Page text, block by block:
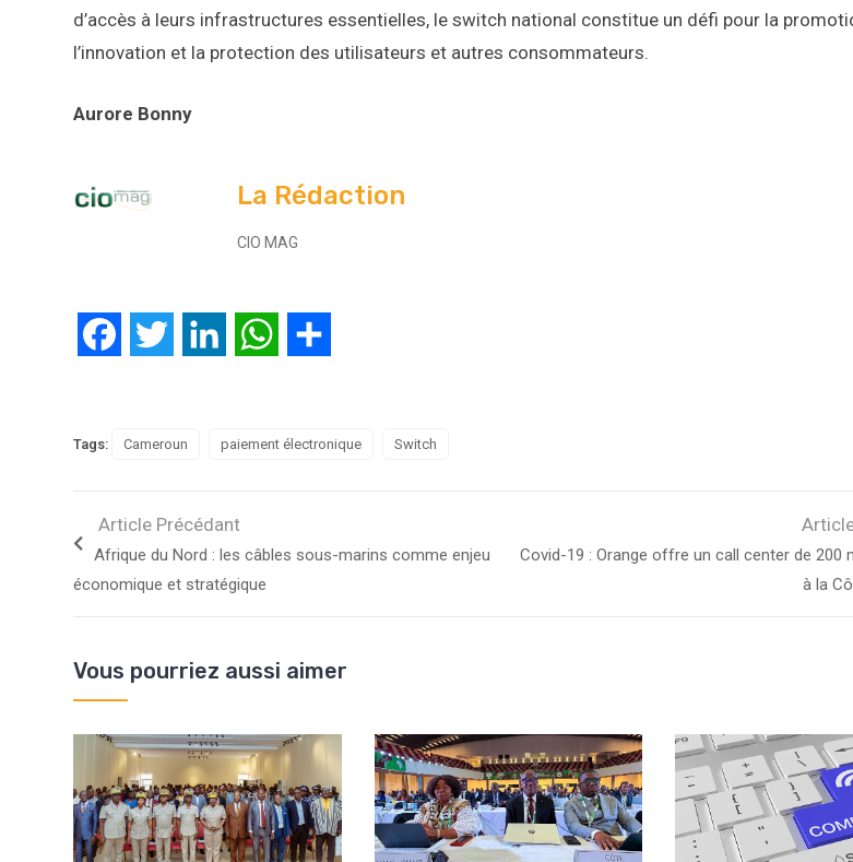
d’accès à leurs infrastructures essentielles, le switch national constitue un défi pour la
l’innovation et la protection des utilisateurs et autres consommateurs.
Aurore Bonny
La Rédaction
CIO MAG
FacebookTwitter LinkedIn WhatsApp
Tags: Cameroun paiement électronique Switch
Article Précédant
Afrique du Nord : les câbles sous-marins comme enjeu
économique et stratégique
Covid-19 : Orange offre un call center de 200
à la
Vous pourriez aussi aimer